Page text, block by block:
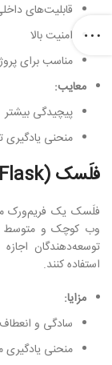
قابلیت‌های
امنیت بالا
مناسب برای
معایب:
پیچیدگی بیشتر
منحنی یادگیری
فلَسک (Flask):
فلَسک یک فریم‌ورک
وب کوچک و متوسط
توسعه‌دهندگان
استفاده کنند.
مزایا:
سادگی و
منحنی یادگیری